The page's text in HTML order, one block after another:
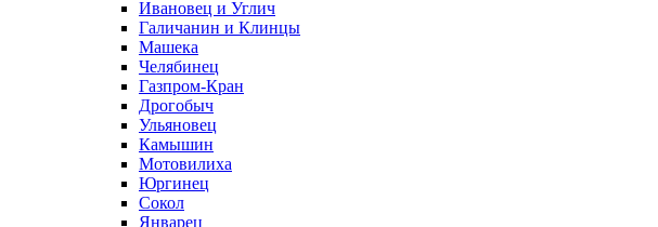
Ивановец и Углич
Галичанин и Клинцы
Машека
Челябинец
Газпром-Кран
Дрогобыч
Ульяновец
Камышин
Мотовилиха
Юргинец
Сокол
Январец